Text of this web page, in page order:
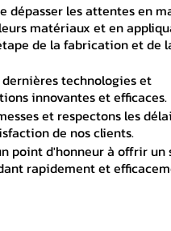
dépasser les attentes en
matériaux et en
de la fabrication et de
technologies et
innovantes et efficaces.
et respectons les
de nos clients.
point d'honneur à offrir un
rapidement et